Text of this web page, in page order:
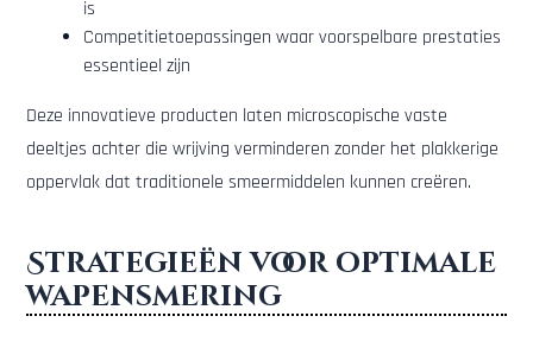
is
Competitietoepassingen waar voorspelbare prestaties
essentieel zijn
Deze innovatieve producten laten microscopische vaste
deeltjes achter die wrijving verminderen zonder het plakkerige
oppervlak dat traditionele smeermiddelen kunnen creëren.
Strategieën voor optimale
wapensmering